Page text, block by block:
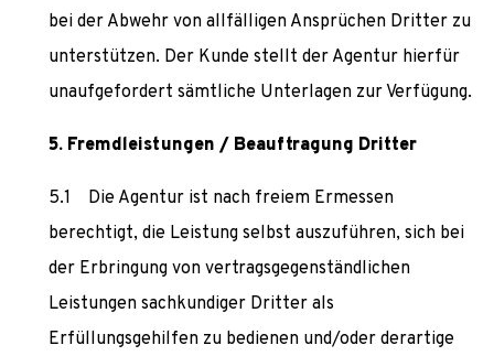
bei der Abwehr von allfälligen Ansprüchen Dritter zu
unterstützen. Der Kunde stellt der Agentur hierfür
unaufgefordert sämtliche Unterlagen zur Verfügung.
Fremdleistungen / Beauftragung Dritter
Die Agentur ist nach freiem Ermessen
berechtigt, die Leistung selbst auszuführen, sich bei
der Erbringung von vertragsgegenständlichen
Leistungen sachkundiger Dritter als
Erfüllungsgehilfen zu bedienen und/oder derartige